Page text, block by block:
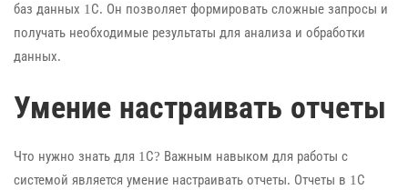
баз данных 1С. Он позволяет формировать сложные запросы и
получать необходимые результаты для анализа и обработки
данных.
Умение настраивать отчеты
Что нужно знать для 1С? Важным навыком для работы с
системой является умение настраивать отчеты. Отчеты в 1С